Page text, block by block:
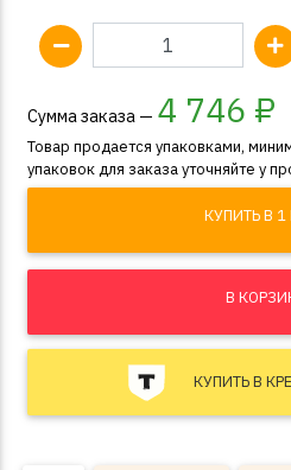
Сумма заказа — 4 746 ₽
Товар продается упаковками,
упаковок для заказа уточняйте у
КУПИТЬ В 1
В
КУПИТЬ В